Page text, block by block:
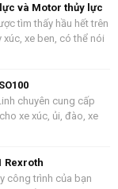
và Motor thủy lực
tìm thấy hầu hết trên
xe ben, có thể nói
chuyên cung cấp
xe xúc, ủi, đào, xe
Rexroth
công trình của bạn